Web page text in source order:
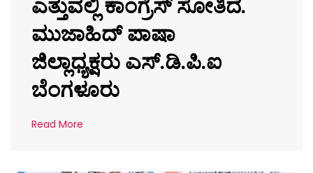
ಮುಜಾಹಿದ್ ಪಾಷಾ
ಜಿಲ್ಲಾಧ್ಯಕ್ಷರು ಎಸ್‌.ಡಿ.ಪಿ.ಐ
ಬೆಂಗಳೂರು
Read More